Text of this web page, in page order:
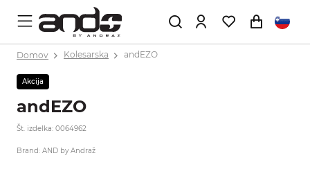
Domov Kolesarska andEZO
Akcija
andEZO
Št. izdelka: 0064962
Brand: AND by Andraž